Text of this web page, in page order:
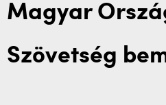
Magyar
Szövetség